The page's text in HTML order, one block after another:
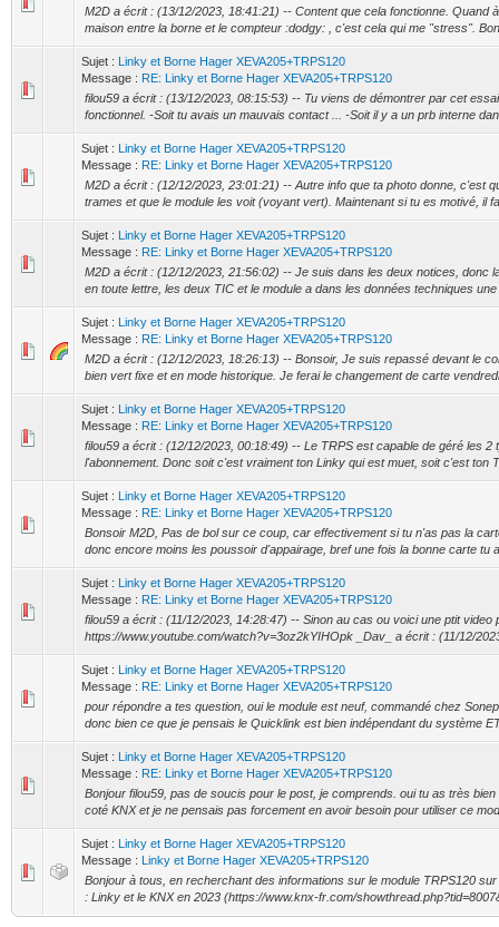
M2D a écrit : (13/12/2023, 18:41:21) -- Content que cela fonctionne. Quand
maison entre la borne et le compteur :dodgy: , c'est cela qui me "stress".
Sujet : Linky et Borne Hager XEVA205+TRPS120
Message : RE: Linky et Borne Hager XEVA205+TRPS120
filou59 a écrit : (13/12/2023, 08:15:53) -- Tu viens de démontrer par cet
fonctionnel. -Soit tu avais un mauvais contact ... -Soit il y a un prb interne
Sujet : Linky et Borne Hager XEVA205+TRPS120
Message : RE: Linky et Borne Hager XEVA205+TRPS120
M2D a écrit : (12/12/2023, 23:01:21) -- Autre info que ta photo donne, c'est
trames et que le module les voit (voyant vert). Maintenant si tu es motivé, il
Sujet : Linky et Borne Hager XEVA205+TRPS120
Message : RE: Linky et Borne Hager XEVA205+TRPS120
M2D a écrit : (12/12/2023, 21:56:02) -- Je suis dans les deux notices, donc
en toute lettre, les deux TIC et le module a dans les données techniques une
Sujet : Linky et Borne Hager XEVA205+TRPS120
Message : RE: Linky et Borne Hager XEVA205+TRPS120
M2D a écrit : (12/12/2023, 18:26:13) -- Bonsoir, Je suis repassé devant le
bien vert fixe et en mode historique. Je ferai le changement de carte
Sujet : Linky et Borne Hager XEVA205+TRPS120
Message : RE: Linky et Borne Hager XEVA205+TRPS120
filou59 a écrit : (12/12/2023, 00:18:49) -- Le TRPS est capable de géré les 2
l'abonnement. Donc soit c'est vraiment ton Linky qui est muet, soit c'est ton
Sujet : Linky et Borne Hager XEVA205+TRPS120
Message : RE: Linky et Borne Hager XEVA205+TRPS120
Bonsoir M2D, Pas de bol sur ce coup, car effectivement si tu n'as pas la
donc encore moins les poussoir d'appairage, bref une fois la bonne carte tu
Sujet : Linky et Borne Hager XEVA205+TRPS120
Message : RE: Linky et Borne Hager XEVA205+TRPS120
filou59 a écrit : (11/12/2023, 14:28:47) -- Sinon au cas ou voici une ptit video
https://www.youtube.com/watch?v=3oz2kYIHOpk _Dav_ a écrit : (11/12/
Sujet : Linky et Borne Hager XEVA205+TRPS120
Message : RE: Linky et Borne Hager XEVA205+TRPS120
pour répondre a tes question, oui le module est neuf, commandé chez
donc bien ce que je pensais le Quicklink est bien indépendant du système
Sujet : Linky et Borne Hager XEVA205+TRPS120
Message : RE: Linky et Borne Hager XEVA205+TRPS120
Bonjour filou59, pas de soucis pour le post, je comprends. oui tu as très
coté KNX et je ne pensais pas forcement en avoir besoin pour utiliser ce
Sujet : Linky et Borne Hager XEVA205+TRPS120
Message : Linky et Borne Hager XEVA205+TRPS120
Bonjour à tous, en recherchant des informations sur le module TRPS120
: Linky et le KNX en 2023 (https://www.knx-fr.com/